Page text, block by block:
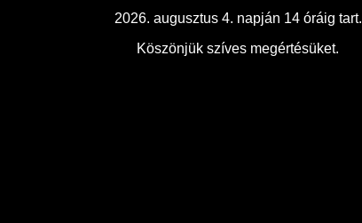
2026. augusztus 4. napján 14 óráig tart.
Köszönjük szíves megértésüket.